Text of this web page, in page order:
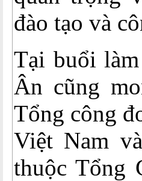
đào tạo và
Tại buổi
Ân cũng
Tổng công
Việt Nam
thuộc Tổng